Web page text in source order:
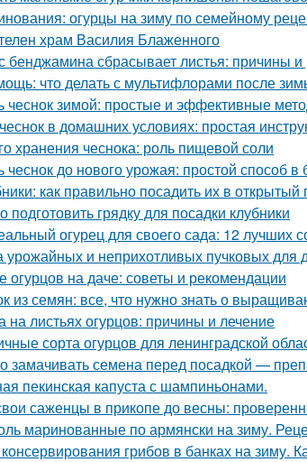
огурцы на зиму по семейному
храм Василия Блаженного
бенджамина сбрасывает листья: причины
что делать с мультифлорами после
чеснок зимой: простые и эффективные
в домашних условиях: простая
хранения чеснока: роль пищевой соли
чеснок до нового урожая: простой способ в
как правильно посадить их в открытый
подготовить грядку для посадки клубники
огурец для своего сада: 12 лучших
урожайных и неприхотливых пучковых для
на даче: советы и рекомендации
из семян: все, что нужно знать о
листьях огурцов: причины и лечение
сорта огурцов для ленинградской
замачивать семена перед посадкой —
пекинская капуста с шампиньонами.
саженцы в прикопе до весны:
маринованные по армянски на зиму.
грибов в банках на зиму.